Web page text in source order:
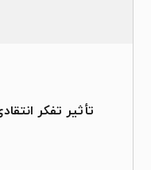
تأثیر تفکر